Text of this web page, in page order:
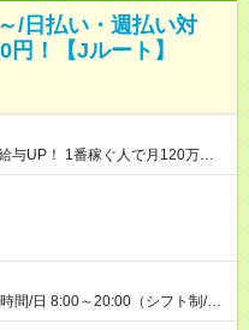
/日払い・週払い対
！【Jルート】
与UP！ 1番稼ぐ人で月120万ほ
築関係 1日150個配達×25日勤務
間/日 8:00～20:00（シフト制/実
第では週4も有り） ※配達状況に